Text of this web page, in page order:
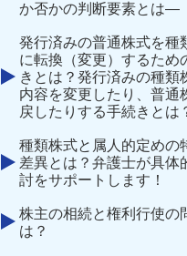
か否かの判断要素とは―
発行済みの普通株式を種
に転換（変更）するため
きとは？発行済みの種類
内容を変更したり、普通
戻したりする手続きとは
種類株式と属人的定めの
差異とは？弁護士が具体
討をサポートします！
株主の相続と権利行使の
は？